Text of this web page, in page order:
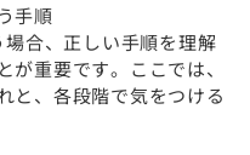
手順
合、正しい手順を理解
が重要です。ここでは、
と、各段階で気をつける